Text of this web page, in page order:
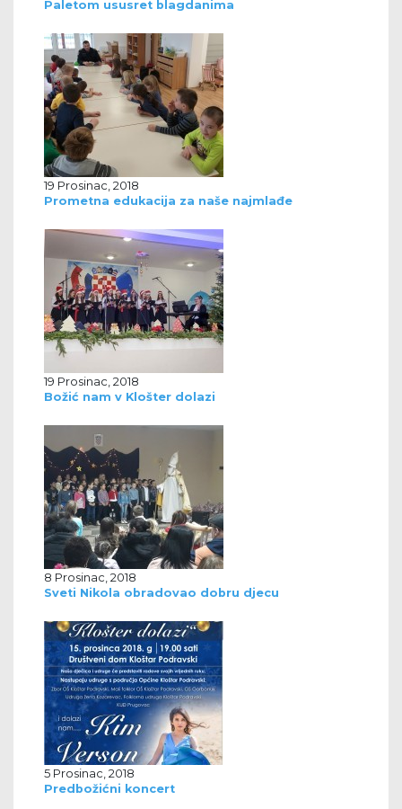
Paletom ususret blagdanima
19 Prosinac, 2018
Prometna edukacija za naše najmlađe
19 Prosinac, 2018
Božić nam v Klošter dolazi
8 Prosinac, 2018
Sveti Nikola obradovao dobru djecu
5 Prosinac, 2018
Predbožićni koncert